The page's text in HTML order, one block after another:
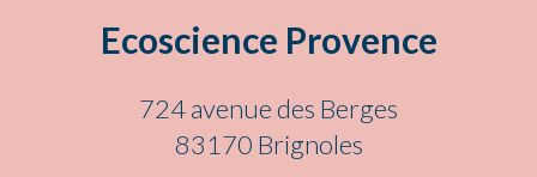
Ecoscience Provence
724 avenue des Berges
83170 Brignoles